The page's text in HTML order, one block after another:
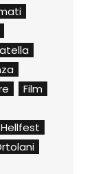
Film
Hellfest